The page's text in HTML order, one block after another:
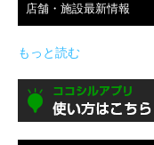
店舗・施設最新情報
もっと読む